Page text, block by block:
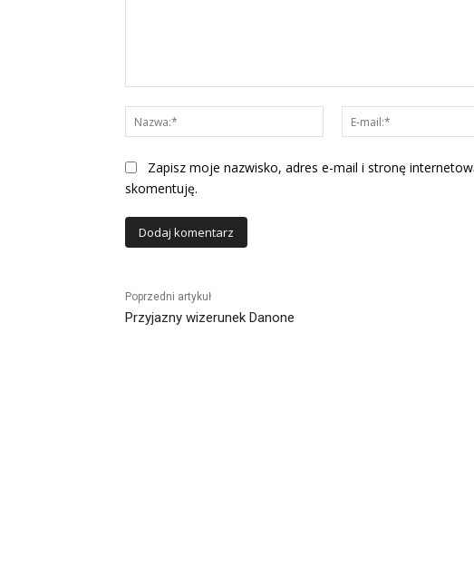
Nazwa:*
Zapisz moje nazwisko, adres e-mail i stronę
skomentuję.
Poprzedni artykuł
Przyjazny wizerunek Danone